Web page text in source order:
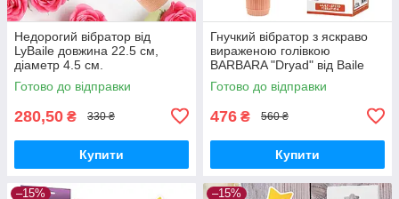
Недорогий вібратор від
LyBaile довжина 22.5 см,
діаметр 4.5 см.
Готово до відправки
280,50 ₴ 330 ₴
Купити
Гнучкий вібратор з яскраво
вираженою голівкою
BARBARA "Dryad" від Baile
(довжина 25 см, діаметр 4
см.)
Готово до відправки
476 ₴ 560 ₴
Купити
–15% –15%